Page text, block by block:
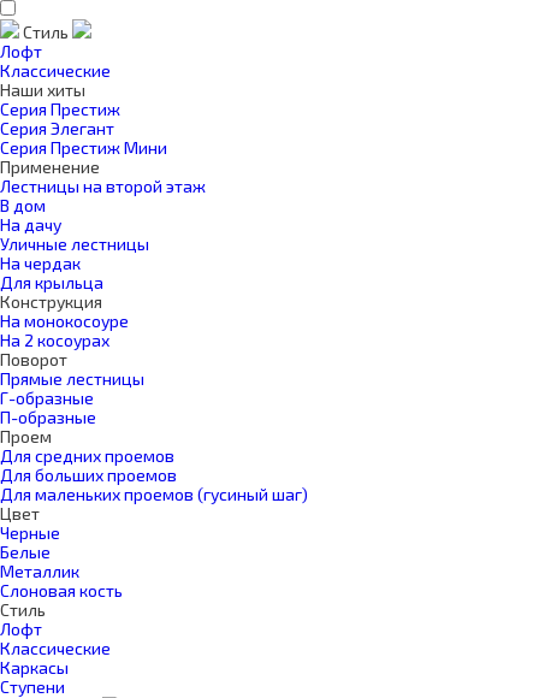
Стиль
Лофт
Классические
Наши хиты
Серия Престиж
Серия Элегант
Серия Престиж Мини
Применение
Лестницы на второй этаж
В дом
На дачу
Уличные лестницы
На чердак
Для крыльца
Конструкция
На монокосоуре
На 2 косоурах
Поворот
Прямые лестницы
Г-образные
П-образные
Проем
Для средних проемов
Для больших проемов
Для маленьких проемов (гусиный шаг)
Цвет
Черные
Белые
Металлик
Слоновая кость
Стиль
Лофт
Классические
Каркасы
Ступени